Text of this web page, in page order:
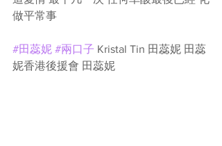
做平常事
#田蕊妮 #兩口子 Kristal Tin 田蕊妮 田蕊
妮香港後援會 田蕊妮